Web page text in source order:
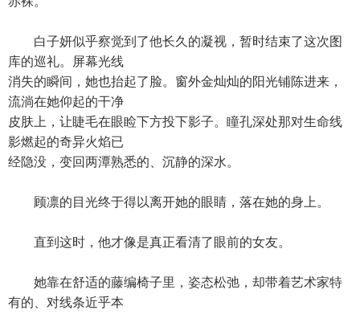
白子妍似乎察觉到了他长久的凝视，暂时结束了这次图
库的巡礼。屏幕光线
消失的瞬间，她也抬起了脸。窗外金灿灿的阳光铺陈进来，
流淌在她仰起的干净
皮肤上，让睫毛在眼睑下方投下影子。瞳孔深处那对生命线
影燃起的奇异火焰已
经隐没，变回两潭熟悉的、沉静的深水。
顾凛的目光终于得以离开她的眼睛，落在她的身上。
直到这时，他才像是真正看清了眼前的女友。
她靠在舒适的藤编椅子里，姿态松弛，却带着艺术家特
有的、对线条近乎本